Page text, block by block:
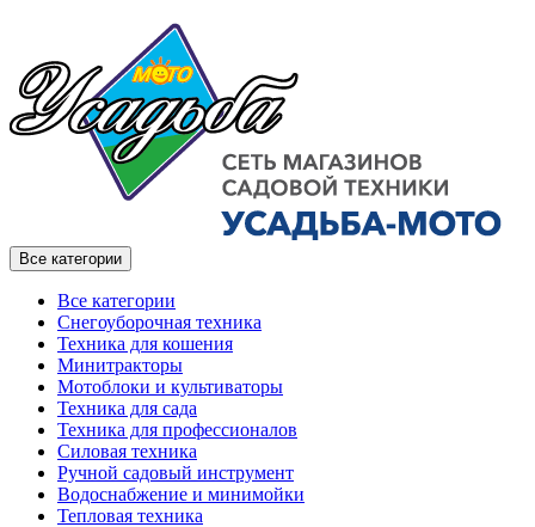
Все категории
Все категории
Снегоуборочная техника
Техника для кошения
Минитракторы
Мотоблоки и культиваторы
Техника для сада
Техника для профессионалов
Силовая техника
Ручной садовый инструмент
Водоснабжение и минимойки
Тепловая техника